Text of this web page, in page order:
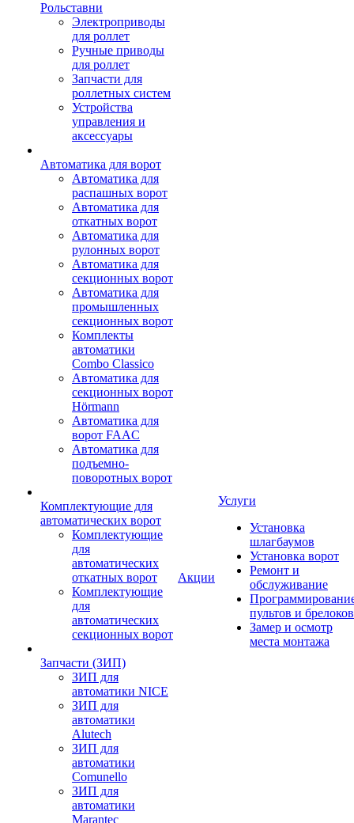
Рольставни
Электроприводы
для роллет
Ручные приводы
для роллет
Запчасти для
роллетных систем
Устройства
управления и
аксессуары
Автоматика для ворот
Автоматика для
распашных ворот
Автоматика для
откатных ворот
Автоматика для
рулонных ворот
Автоматика для
секционных ворот
Автоматика для
промышленных
секционных ворот
Комплекты
автоматики
Combo Classico
Автоматика для
секционных ворот
Hörmann
Автоматика для
ворот FAAC
Автоматика для
подъемно-
поворотных ворот
Комплектующие для
автоматических ворот
Комплектующие
для
автоматических
откатных ворот
Комплектующие
для
автоматических
секционных ворот
Запчасти (ЗИП)
ЗИП для
автоматики NICE
ЗИП для
автоматики
Alutech
ЗИП для
автоматики
Comunello
ЗИП для
автоматики
Marantec
Акции
Услуги
Установка
шлагбаумов
Установка ворот
Ремонт и
обслуживание
пультов и брелоков
Замер и осмотр
места монтажа